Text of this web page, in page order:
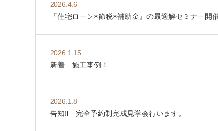
2026.4.6
『住宅ローン×節税×補助金』の最適解セミナー開
2026.1.15
新着 施工事例！
2026.1.8
告知‼ 完全予約制完成見学会行います。